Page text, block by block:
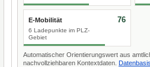
E-Mobilität
6 Ladepunkte im PLZ-
Gebiet
76
Automatischer Orientierungswert aus
nachvollziehbaren Kontextdaten.